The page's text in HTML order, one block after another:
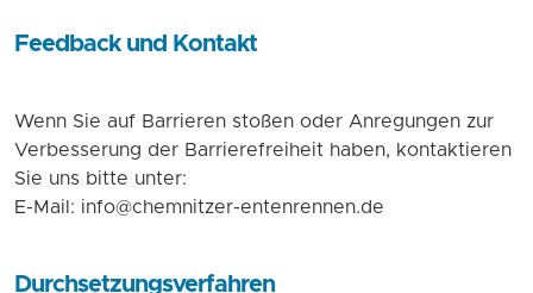
Feedback und Kontakt
Wenn Sie auf Barrieren stoßen oder Anregungen zur
Verbesserung der Barrierefreiheit haben, kontaktieren
Sie uns bitte unter:
E-Mail: info@chemnitzer-entenrennen.de
Durchsetzungsverfahren